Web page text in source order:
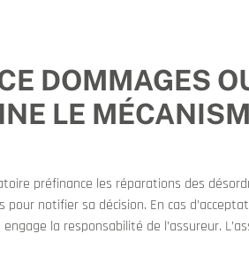
DOMMAGES
LE
préfinance les réparations des
pour notifier sa décision. En cas
la responsabilité de l’assureur.